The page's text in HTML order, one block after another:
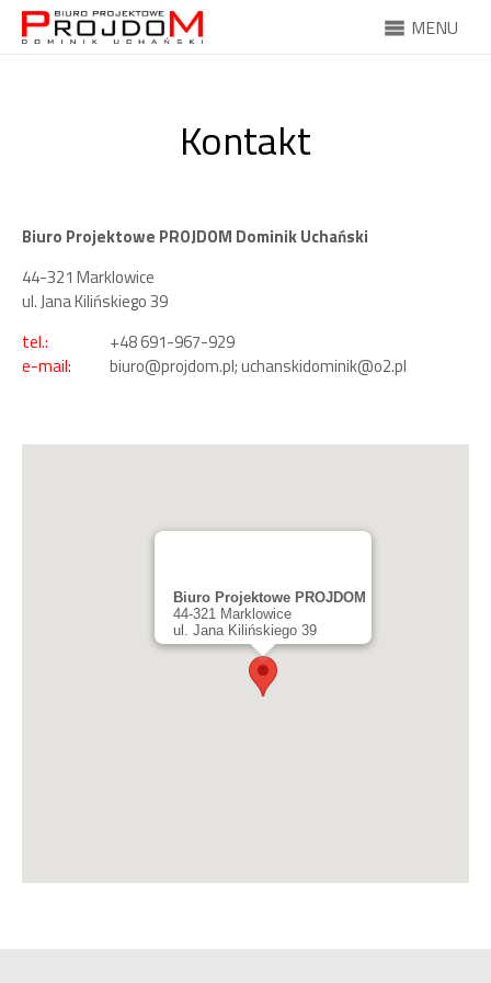
MENU
Kontakt
Biuro Projektowe PROJDOM Dominik Uchański
44-321 Marklowice
ul. Jana Kilińskiego 39
tel.:
+48 691-967-929
e-mail:
biuro@projdom.pl; uchanskidominik@o2.pl
Biuro Projektowe PROJDOM
44-321 Marklowice
ul. Jana Kilińskiego 39